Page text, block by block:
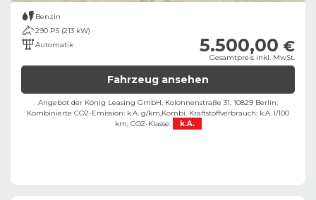
Benzin
290 PS (213 kW)
Automatik
5.500,00 €
Gesamtpreis inkl. MwSt.
Fahrzeug ansehen
Angebot der König Leasing GmbH, Kolonnenstraße 31, 10829 Berlin;
Kombinierte CO2-Emission: k.A. g/km,Kombi. Kraftstoffverbrauch: k.A. l/100
km, CO2-Klasse: k.A.